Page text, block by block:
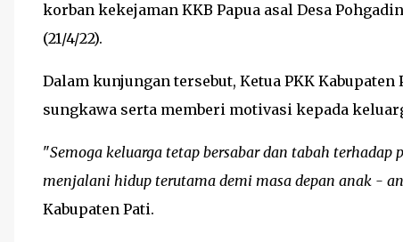
korban kekejaman KKB Papua asal Desa
(21/4/22).
Dalam kunjungan tersebut, Ketua PKK
sungkawa serta memberi motivasi kepada
"Semoga keluarga tetap bersabar dan tabah
menjalani hidup terutama demi masa depan anak -
Kabupaten Pati.